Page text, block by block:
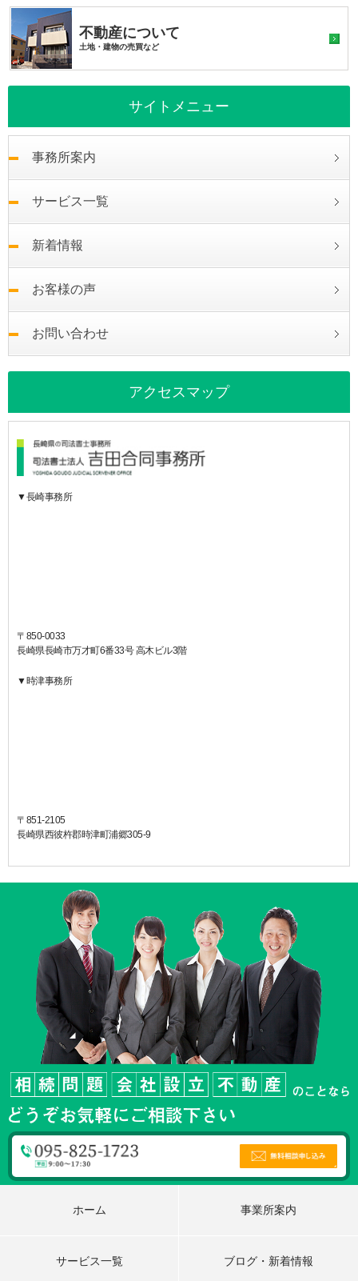
不動産について
土地・建物の売買など
サイトメニュー
事務所案内
サービス一覧
新着情報
お客様の声
お問い合わせ
アクセスマップ
▼長崎事務所
〒850-0033
長崎県長崎市万才町6番33号 高木ビル3階
▼時津事務所
〒851-2105
長崎県西彼杵郡時津町浦郷305-9
ホーム 事業所案内
サービス一覧 ブログ・新着情報